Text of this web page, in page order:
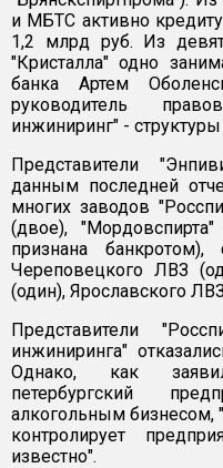
и МБТС активно
1,2 млрд руб. Из
"Кристалла" одно
банка Артем
руководитель
инжиниринг" - структуры
Представители
данным последней
многих заводов
(двое),
признана банкротом),
Череповецкого ЛВЗ
(один), Ярославского
Представители
инжиниринга"
Однако, как
петербургский
алкогольным бизнесом,
контролирует
известно".